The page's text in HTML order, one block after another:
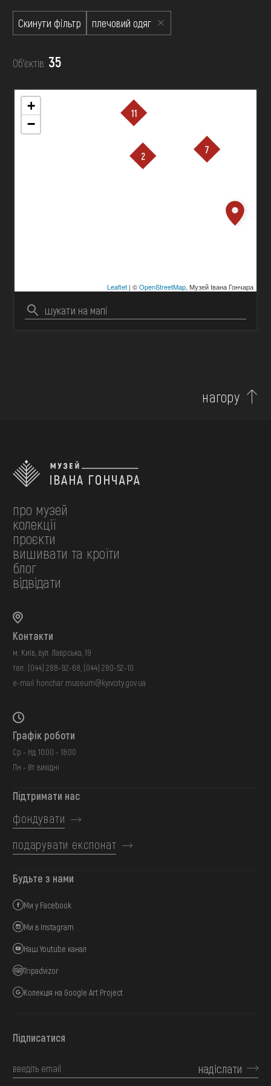
ОНЛАЙН-КРАМНИЦЯ
ПІДТРИМАТИ
Скинути фільтр плечовий одяг
Об’єктів: 35
2
11
7
+
−
Leaflet| ©OpenStreetMap, Музей Івана Гончара
нагору
про музей
колекції
проєкти
вишивати та кроїти
блог
відвідати
Контакти
м. Київ, вул. Лаврська, 19
тел.: (044) 288-92-68 (044) 280-52-10
e-mail: honchar.museum@kyivcity.gov.ua
Графік роботи
Ср - Нд: 10:00 - 18:00
Пн - Вт: вихідні
Підтримати нас
фондувати
подарувати експонат
Будьте з нами
Ми у Facebook
Ми в Instagram
Наш Youtube канал
Tripadvizor
Колекція на Google Art Project
Підписатися
надіслати